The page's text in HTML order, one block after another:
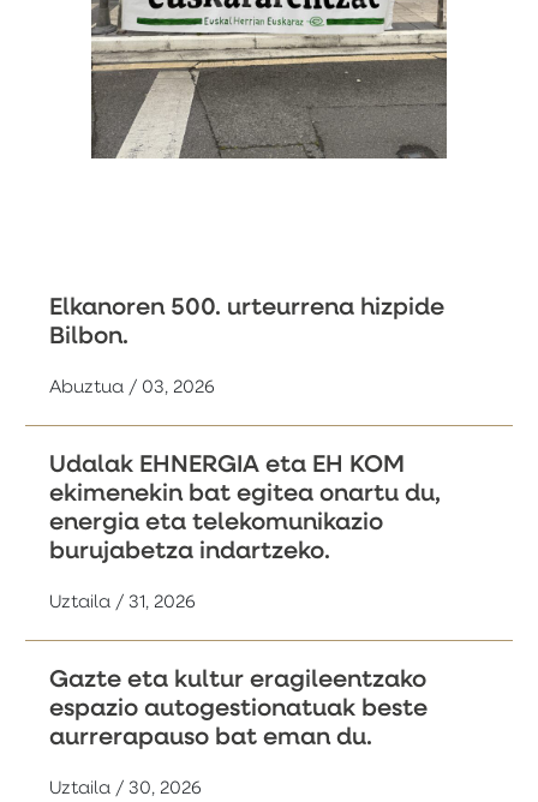
Elkanoren 500. urteurrena hizpide
Bilbon.
Abuztua / 03, 2026
Udalak EHNERGIA eta EH KOM
ekimenekin bat egitea onartu du,
energia eta telekomunikazio
burujabetza indartzeko.
Uztaila / 31, 2026
Gazte eta kultur eragileentzako
espazio autogestionatuak beste
aurrerapauso bat eman du.
Uztaila / 30, 2026